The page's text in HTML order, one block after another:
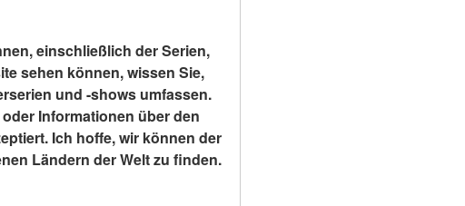
einschließlich der Serien,
sehen können, wissen Sie,
und -shows umfassen.
Informationen über den
Ich hoffe, wir können der
Ländern der Welt zu finden.